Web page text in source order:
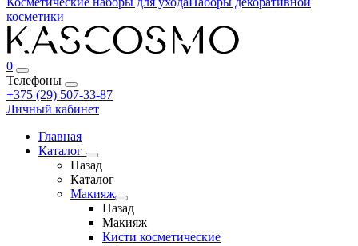
косметики
0
Телефоны
+375 (29) 507-33-87
Личный кабинет
Главная
Каталог
Назад
Каталог
Макияж
Назад
Макияж
Кисти косметические